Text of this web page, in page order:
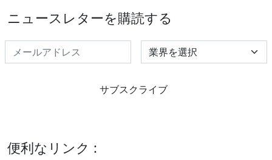
ニュースレターを購読する
Select Industry
サブスクライブ
便利なリンク :